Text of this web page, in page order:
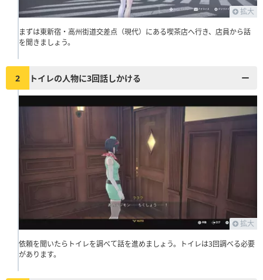
拡大
まずは東新宿・高州街道交差点（現代）にある喫茶店へ行き、店員から話
を聞きましょう。
2 トイレの人物に3回話しかける
拡大
依頼を聞いたらトイレを調べて話を進めましょう。トイレは3回調べる必要
があります。